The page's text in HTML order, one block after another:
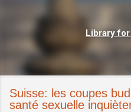
Library
Suisse: les coupes
santé sexuelle